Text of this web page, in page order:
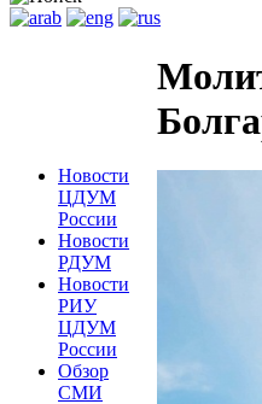
Новости
ЦДУМ
России
Новости
РДУМ
Новости
РИУ
ЦДУМ
России
Обзор
СМИ